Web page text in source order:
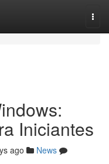
Iniciantes
ago
News